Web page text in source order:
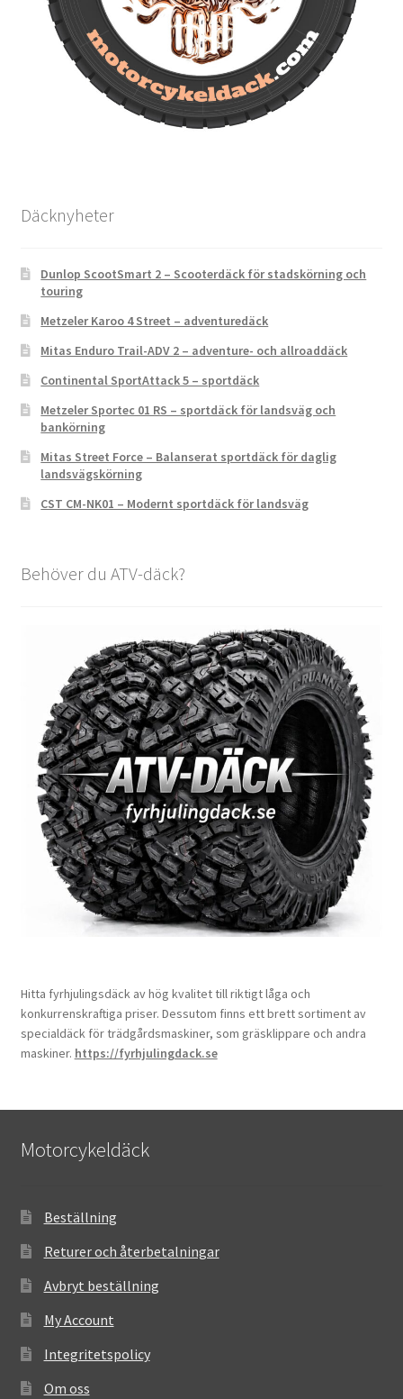
Däcknyheter
Dunlop ScootSmart 2 – Scooterdäck för stadskörning och
touring
Metzeler Karoo 4 Street – adventuredäck
Mitas Enduro Trail-ADV 2 – adventure- och allroaddäck
Continental SportAttack 5 – sportdäck
Metzeler Sportec 01 RS – sportdäck för landsväg och
bankörning
Mitas Street Force – Balanserat sportdäck för daglig
landsvägskörning
CST CM-NK01 – Modernt sportdäck för landsväg
Behöver du ATV-däck?
Hitta fyrhjulingsdäck av hög kvalitet till riktigt låga och
konkurrenskraftiga priser. Dessutom finns ett brett sortiment av
specialdäck för trädgårdsmaskiner, som gräsklippare och andra
maskiner. https://fyrhjulingdack.se
Motorcykeldäck
Beställning
Returer och återbetalningar
Avbryt beställning
My Account
Integritetspolicy
Om oss